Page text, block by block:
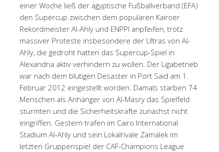
einer Woche ließ der ägyptische Fußballverband (EFA)
den Supercup zwischen dem populären Kairoer
Rekordmeister Al-Ahly und ENPPI anpfeifen, trotz
massiver Proteste insbesondere der Ultras von Al-
Ahly, die gedroht hatten das Supercup-Spiel in
Alexandria aktiv verhindern zu wollen. Der Ligabetrieb
war nach dem blutigen Desaster in Port Said am 1.
Februar 2012 eingestellt worden. Damals starben 74
Menschen als Anhänger von Al-Masry das Spielfeld
stürmten und die Sicherheitskräfte zunächst nicht
eingriffen. Gestern trafen im Cairo International
Stadium Al-Ahly und sein Lokalrivale Zamalek im
letzten Gruppenspiel der CAF-Champions League